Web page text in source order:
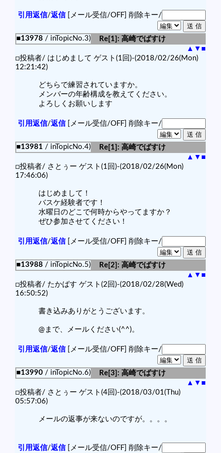
引用返信/返信[メール受信/OFF] 削除キー/
■13978 / inTopicNo.3)
Re[1]: 高崎でばすけ
▲ ▼ ■
□投稿者/ はじめまして ゲスト(1回)-(2018/02/26(Mon)
12:21:42)
どちらで練習されていますか。
メンバーの年齢構成を教えてください。
よろしくお願いします
引用返信/返信[メール受信/OFF] 削除キー/
■13981 / inTopicNo.4)
Re[1]: 高崎でばすけ
▲ ▼ ■
□投稿者/ さとぅー ゲスト(1回)-(2018/02/26(Mon)
17:46:06)
はじめまして！
バスケ経験者です！
水曜日のどこで何時からやってますか？
ぜひ参加させてください！
引用返信/返信[メール受信/OFF] 削除キー/
■13988 / inTopicNo.5)
Re[2]: 高崎でばすけ
▲ ▼ ■
□投稿者/ たかばす ゲスト(2回)-(2018/02/28(Wed)
16:50:52)
書き込みありがとうございます。
@まで、メールください(^^)。
引用返信/返信[メール受信/OFF] 削除キー/
■13990 / inTopicNo.6)
Re[3]: 高崎でばすけ
▲ ▼ ■
□投稿者/ さとぅー ゲスト(4回)-(2018/03/01(Thu)
05:57:06)
メールの返事が来ないのですが。。。。
引用返信/返信[メール受信/OFF] 削除キー/